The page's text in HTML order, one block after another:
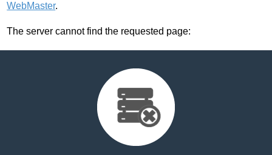
WebMaster.
The server cannot find the requested page: